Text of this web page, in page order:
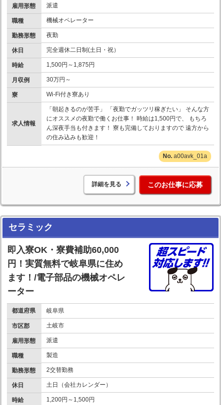
雇用形態 派遣
職種 機械オペレーター
勤務形態 夜勤
休日 完全週休二日制(土日・祝）
時給 1,500円～1,875円
月収例 30万円～
寮 Wi-Fi付き寮あり
求人情報
「朝起きるのが苦手」 「夜勤でガッツリ稼ぎたい」 そんな方
にオススメの夜勤で働くお仕事！ 時給は1,500円で、 もちろ
ん深夜手当も付きます！ 寮も完備しておりますので 遠方から
の住み込みも歓迎！
a00avk_01a
詳細を見る このお仕事に応募
セラミック
即入寮OK・寮費補助60,000
円！実質無料で岐阜県に住め
ます！/電子部品の機械オペレ
ーター
都道府県 岐阜県
市区郡 土岐市
雇用形態 派遣
職種 製造
勤務形態 2交替勤務
休日 土日（会社カレンダー）
時給 1,200円～1,500円